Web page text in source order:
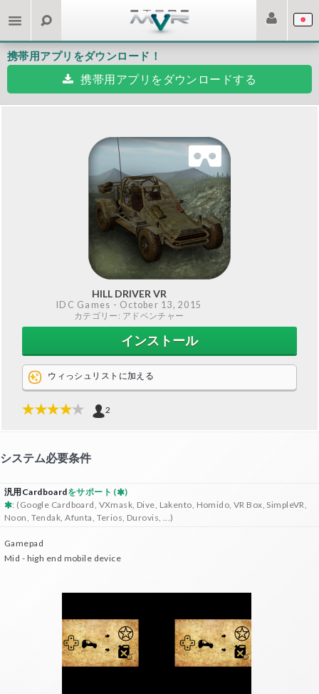
携帯用アプリをダウンロード！
携帯用アプリをダウンロードする
HILL DRIVER VR
IDC Games - October 13, 2015
カテゴリー: アドベンチャー
インストール
ウィっシュリストに加える
2
システム必要条件
汎用Cardboardをサポート (
)
: (Google Cardboard, VXmask, Dive, Lakento, Homido, VR Box, SimpleVR,
Noon, Tendak, Afunta, Terios, Durovis, ...)
Gamepad
Mid - high end mobile device